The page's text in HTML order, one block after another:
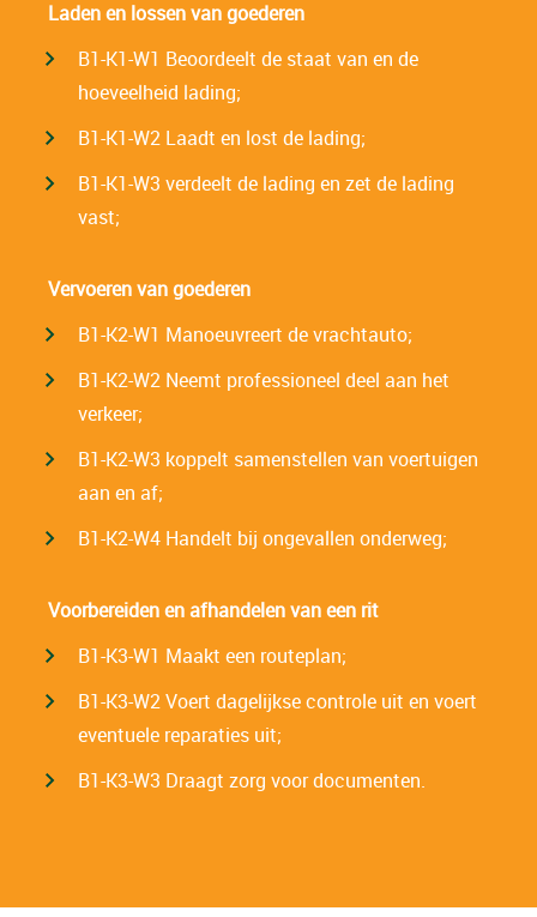
Laden en lossen van goederen
B1-K1-W1 Beoordeelt de staat van en de
hoeveelheid lading;
B1-K1-W2 Laadt en lost de lading;
B1-K1-W3 verdeelt de lading en zet de lading
vast;
Vervoeren van goederen
B1-K2-W1 Manoeuvreert de vrachtauto;
B1-K2-W2 Neemt professioneel deel aan het
verkeer;
B1-K2-W3 koppelt samenstellen van voertuigen
aan en af;
B1-K2-W4 Handelt bij ongevallen onderweg;
Voorbereiden en afhandelen van een rit
B1-K3-W1 Maakt een routeplan;
B1-K3-W2 Voert dagelijkse controle uit en voert
eventuele reparaties uit;
B1-K3-W3 Draagt zorg voor documenten.